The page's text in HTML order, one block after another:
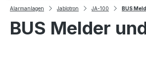
Alarmanlagen Jablotron JA-100 BUS
BUS Melder